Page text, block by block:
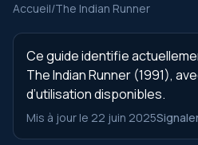
Accueil/The Indian Runner
Ce guide identifie
The Indian Runner (1991),
d’utilisation disponibles.
Mis à jour le 22 juin 2025